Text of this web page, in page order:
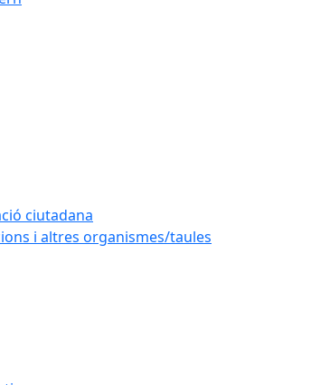
ciutadana
i altres organismes/taules